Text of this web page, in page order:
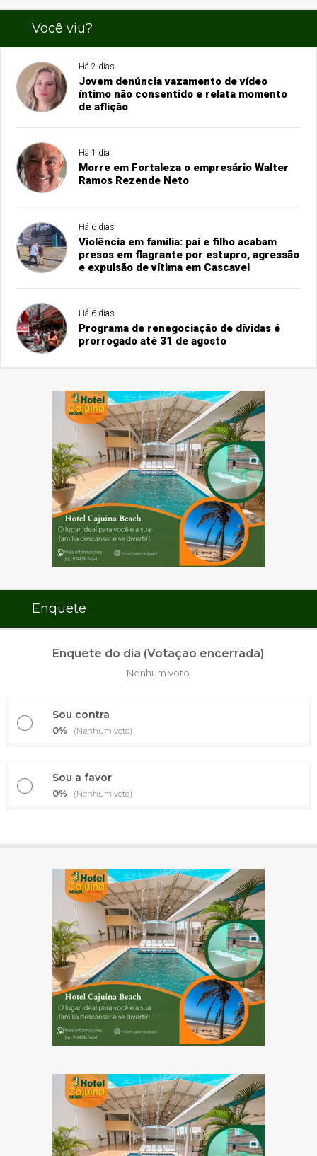
Você viu?
Há 2 dias
Jovem denúncia vazamento de vídeo
íntimo não consentido e relata momento
de aflição
Há 1 dia
Morre em Fortaleza o empresário Walter
Ramos Rezende Neto
Há 6 dias
Violência em família: pai e filho acabam
presos em flagrante por estupro, agressão
e expulsão de vítima em Cascavel
Há 6 dias
Programa de renegociação de dívidas é
prorrogado até 31 de agosto
Enquete
Enquete do dia (Votação encerrada)
Nenhum voto
Sou contra
0% (Nenhum voto)
Sou a favor
0% (Nenhum voto)